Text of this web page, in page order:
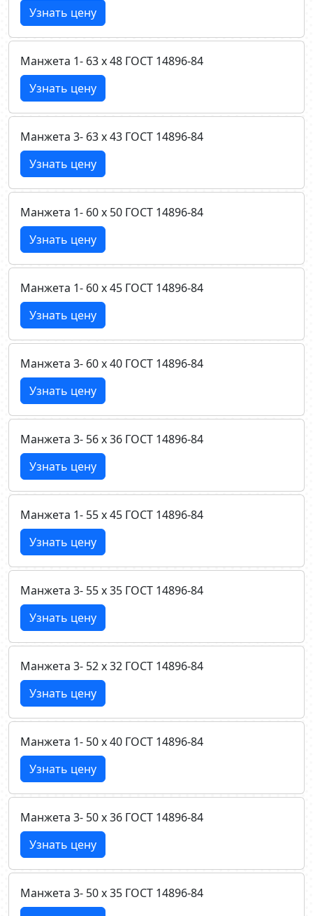
Узнать цену
Манжета 1- 63 х 48 ГОСТ 14896-84
Узнать цену
Манжета 3- 63 х 43 ГОСТ 14896-84
Узнать цену
Манжета 1- 60 х 50 ГОСТ 14896-84
Узнать цену
Манжета 1- 60 х 45 ГОСТ 14896-84
Узнать цену
Манжета 3- 60 х 40 ГОСТ 14896-84
Узнать цену
Манжета 3- 56 х 36 ГОСТ 14896-84
Узнать цену
Манжета 1- 55 х 45 ГОСТ 14896-84
Узнать цену
Манжета 3- 55 х 35 ГОСТ 14896-84
Узнать цену
Манжета 3- 52 х 32 ГОСТ 14896-84
Узнать цену
Манжета 1- 50 х 40 ГОСТ 14896-84
Узнать цену
Манжета 3- 50 х 36 ГОСТ 14896-84
Узнать цену
Манжета 3- 50 х 35 ГОСТ 14896-84